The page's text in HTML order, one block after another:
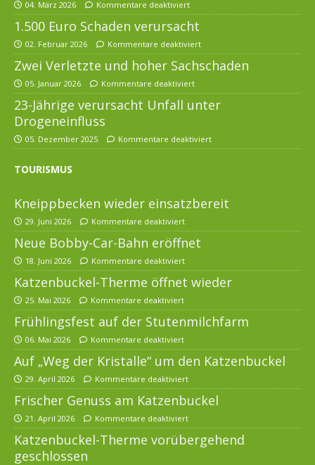
04. März 2026 Kommentare deaktiviert
1.500 Euro Schaden verursacht
02. Februar 2026 Kommentare deaktiviert
Zwei Verletzte und hoher Sachschaden
05. Januar 2026 Kommentare deaktiviert
23-Jährige verursacht Unfall unter
Drogeneinfluss
05. Dezember 2025 Kommentare deaktiviert
TOURISMUS
Kneippbecken wieder einsatzbereit
29. Juni 2026 Kommentare deaktiviert
Neue Bobby-Car-Bahn eröffnet
18. Juni 2026 Kommentare deaktiviert
Katzenbuckel-Therme öffnet wieder
25. Mai 2026 Kommentare deaktiviert
Frühlingsfest auf der Stutenmilchfarm
06. Mai 2026 Kommentare deaktiviert
Auf „Weg der Kristalle“ um den Katzenbuckel
29. April 2026 Kommentare deaktiviert
Frischer Genuss am Katzenbuckel
21. April 2026 Kommentare deaktiviert
Katzenbuckel-Therme vorübergehend
geschlossen